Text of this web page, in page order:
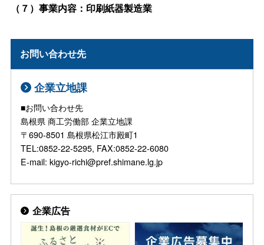
（７）事業内容：印刷紙器製造業
お問い合わせ先
企業立地課
■お問い合わせ先
島根県 商工労働部 企業立地課
〒690-8501 島根県松江市殿町1
TEL:0852-22-5295, FAX:0852-22-6080
E-mail: kigyo-richi@pref.shimane.lg.jp
企業広告